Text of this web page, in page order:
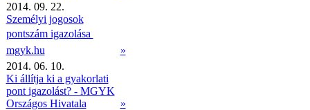
2014. 09. 22.
Személyi jogosok
pontszám igazolása 
mgyk.hu
»
2014. 06. 10.
Ki állítja ki a gyakorlati
pont igazolást? - MGYK
Országos Hivatala
»